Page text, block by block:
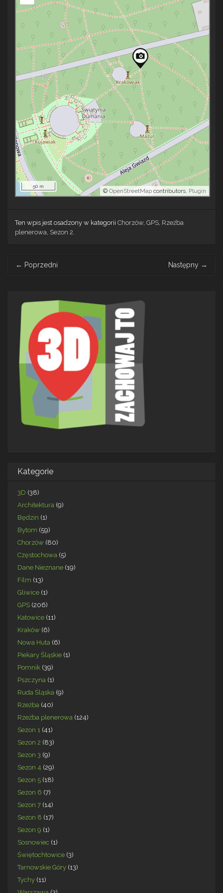
© OpenStreetMap contributors. Plugin
50 m
Ten wpis jest osadzony w kategorii Chorzów, GPS Rzeźba
plenerowa Sezon 2
navigation
← Poprzedni Następny →
Kategorie
3D (38)
Architektura (9)
Będzin (1)
Bytom (59)
Chorzów (80)
Częstochowa (5)
Dane Nieznane (19)
Film (13)
Gliwice (1)
GPS (206)
Katowice (11)
Kraków (6)
Nowa Huta (6)
Piekary Śląskie (1)
Pomnik (39)
Pszczyna (1)
Ruda Śląska (9)
Rzeźba (40)
Rzeźba plenerowa (124)
Sezon 1 (41)
Sezon 2 (83)
Sezon 3 (9)
Sezon 4 (29)
Sezon 5 (18)
Sezon 6 (7)
Sezon 7 (14)
Sezon 8 (17)
Sezon 9 (1)
Sosnowiec (1)
Świętochłowice (3)
Tarnowskie Góry (13)
Tychy (11)